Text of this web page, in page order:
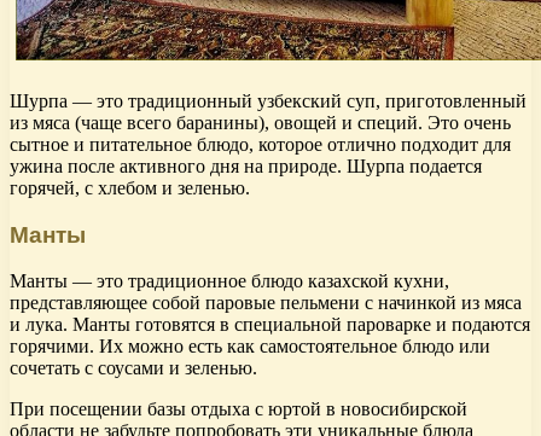
Шурпа — это традиционный узбекский суп, приготовленный
из мяса (чаще всего баранины), овощей и специй. Это очень
сытное и питательное блюдо, которое отлично подходит для
ужина после активного дня на природе. Шурпа подается
горячей, с хлебом и зеленью.
Манты
Манты — это традиционное блюдо казахской кухни,
представляющее собой паровые пельмени с начинкой из мяса
и лука. Манты готовятся в специальной пароварке и подаются
горячими. Их можно есть как самостоятельное блюдо или
сочетать с соусами и зеленью.
При посещении базы отдыха с юртой в новосибирской
области не забудьте попробовать эти уникальные блюда